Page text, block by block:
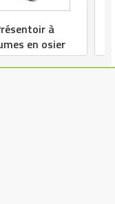
à
en osier